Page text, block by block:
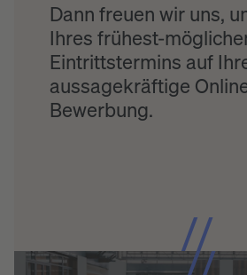
Dann freuen wir uns,
Ihres frühest-
Eintrittstermins auf
aussagekräftige
Bewerbung.